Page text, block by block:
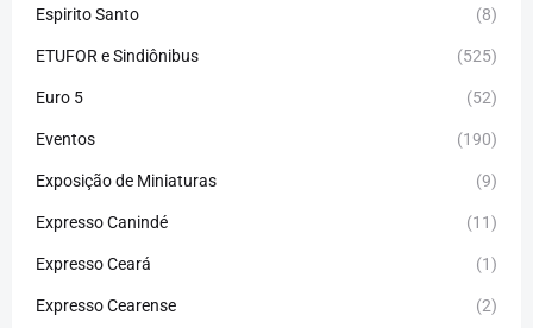
Espirito Santo (8)
ETUFOR e Sindiônibus (525)
Euro 5 (52)
Eventos (190)
Exposição de Miniaturas (9)
Expresso Canindé (11)
Expresso Ceará (1)
Expresso Cearense (2)